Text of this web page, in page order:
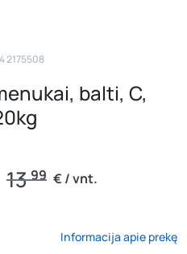
2175508
balti, C,
1399 € / vnt.
Informacija apie prekę